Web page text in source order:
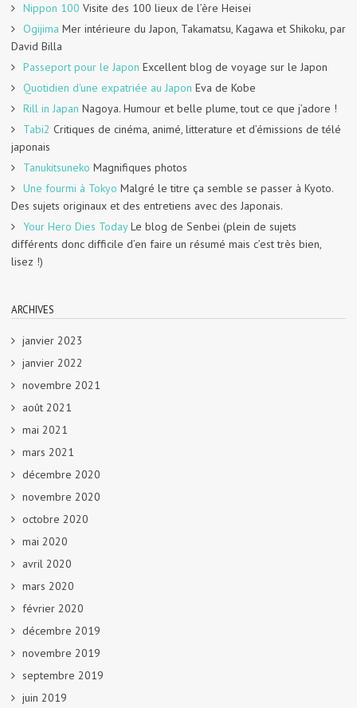
Nippon 100 Visite des 100 lieux de l’ère Heisei
Ogijima Mer intérieure du Japon, Takamatsu, Kagawa et Shikoku, par
David Billa
Passeport pour le Japon Excellent blog de voyage sur le Japon
Quotidien d'une expatriée au Japon Eva de Kobe
Rill in Japan Nagoya. Humour et belle plume, tout ce que j’adore !
Tabi2 Critiques de cinéma, animé, litterature et d’émissions de télé
japonais
Tanukitsuneko Magnifiques photos
Une fourmi à Tokyo Malgré le titre ça semble se passer à Kyoto.
Des sujets originaux et des entretiens avec des Japonais.
Your Hero Dies TodayLe blog de Senbei (plein de sujets
différents donc difficile d’en faire un résumé mais c’est très bien,
lisez !)
ARCHIVES
janvier 2023
janvier 2022
novembre 2021
août 2021
mai 2021
mars 2021
décembre 2020
novembre 2020
octobre 2020
mai 2020
avril 2020
mars 2020
février 2020
décembre 2019
novembre 2019
septembre 2019
juin 2019